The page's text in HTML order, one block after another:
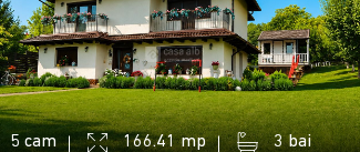
5 cam 166.41 mp 3 bai